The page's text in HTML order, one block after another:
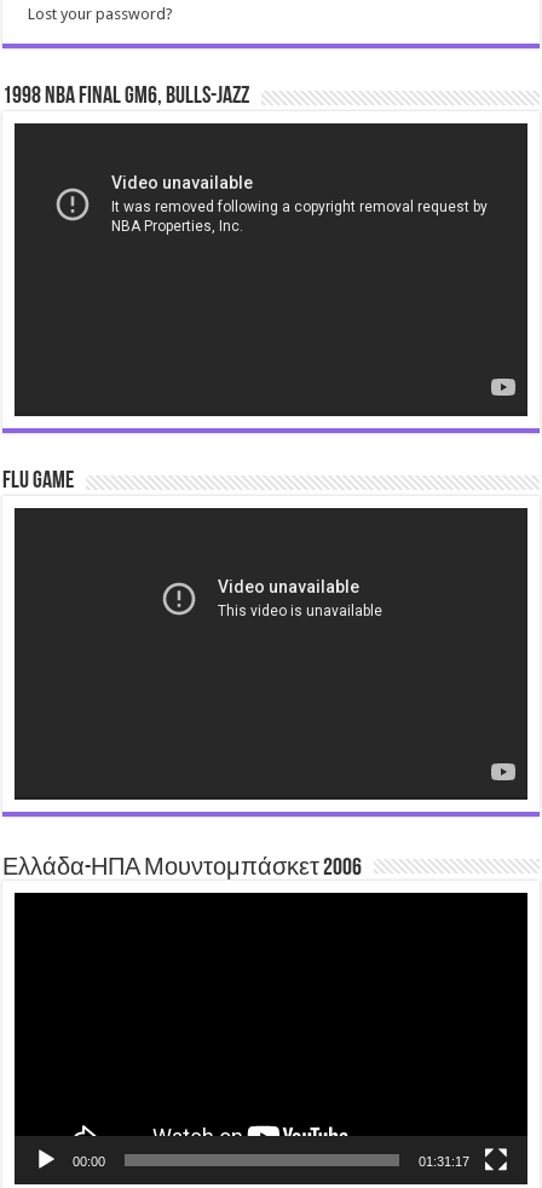
Lost your password?
1998 NBA Final gm6, Bulls-Jazz
Flu Game
Ελλάδα-ΗΠΑ Μουντομπάσκετ 2006
00:00 01:31:17